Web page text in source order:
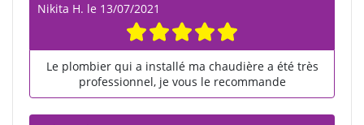
Nikita H. le 13/07/2021
Le plombier qui a installé ma chaudière a été très
professionnel, je vous le recommande